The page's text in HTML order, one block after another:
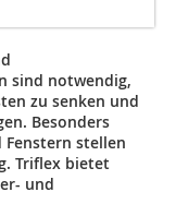
sind notwendig,
zu senken und
Besonders
Fenstern stellen
Triflex bietet
und